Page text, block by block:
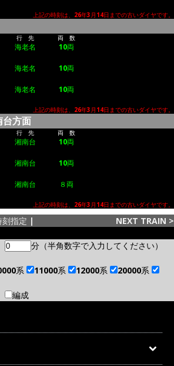
上記の時刻は、26年3月14日までの古いダイヤです。
行 先 両 数
海老名 10両
海老名 10両
海老名 10両
上記の時刻は、26年3月14日までの古いダイヤです。
台方面
行 先 両 数
湘南台 10両
湘南台 10両
湘南台 ８両
上記の時刻は、26年3月14日までの古いダイヤです。
刻指定 | NEXT TRAIN >
分（半角数字で入力してください）
系 11000系 12000系
20000系
編成